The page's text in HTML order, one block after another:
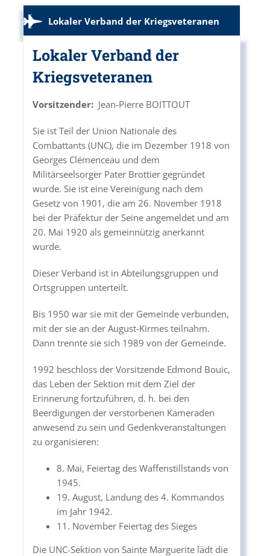
Lokaler Verband der Kriegsveteranen
Lokaler Verband der
Kriegsveteranen
Vorsitzender: Jean-Pierre BOITTOUT
Sie ist Teil der Union Nationale des
Combattants (UNC), die im Dezember 1918 von
Georges Clémenceau und dem
Militärseelsorger Pater Brottier gegründet
wurde. Sie ist eine Vereinigung nach dem
Gesetz von 1901, die am 26. November 1918
bei der Präfektur der Seine angemeldet und am
20. Mai 1920 als gemeinnützig anerkannt
wurde.
Dieser Verband ist in Abteilungsgruppen und
Ortsgruppen unterteilt.
Bis 1950 war sie mit der Gemeinde verbunden,
mit der sie an der August-Kirmes teilnahm.
Dann trennte sie sich 1989 von der Gemeinde.
1992 beschloss der Vorsitzende Edmond Bouic,
das Leben der Sektion mit dem Ziel der
Erinnerung fortzuführen, d. h. bei den
Beerdigungen der verstorbenen Kameraden
anwesend zu sein und Gedenkveranstaltungen
zu organisieren:
8. Mai, Feiertag des Waffenstillstands von
1945.
19. August, Landung des 4. Kommandos
im Jahr 1942.
11. November Feiertag des Sieges
Die UNC-Sektion von Sainte Marguerite lädt die